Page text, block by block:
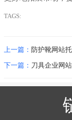
TAGS:
上一篇： 防护靴网站
下一篇： 刀具企业网